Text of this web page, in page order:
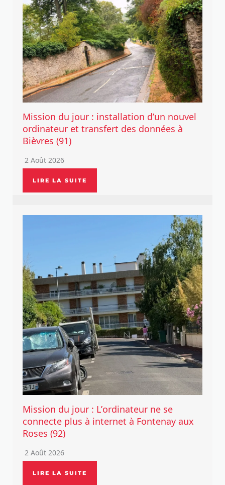
Mission du jour : installation d’un nouvel
ordinateur et transfert des données à
Bièvres (91)
2 Août 2026
LIRE LA SUITE
Mission du jour : L’ordinateur ne se
connecte plus à internet à Fontenay aux
Roses (92)
2 Août 2026
LIRE LA SUITE